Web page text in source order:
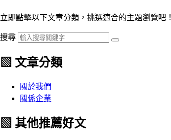
立即點擊以下文章分類，挑選適合的主題瀏覽吧！
搜尋
▧ 文章分類
關於我們
關係企業
▧ 其他推薦好文